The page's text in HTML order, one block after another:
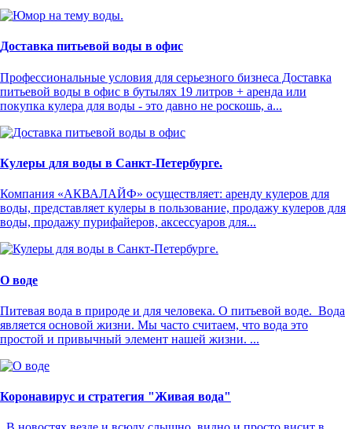
Доставка питьевой воды в офис
Профессиональные условия для серьезного бизнеса Доставка
питьевой воды в офис в бутылях 19 литров + аренда или
покупка кулера для воды - это давно не роскошь, а...
Кулеры для воды в Санкт-Петербурге.
Компания «АКВАЛАЙФ» осуществляет: аренду кулеров для
воды, представляет кулеры в пользование, продажу кулеров для
воды, продажу пурифайеров, аксессуаров для...
О воде
Питевая вода в природе и для человека. О питьевой воде. Вода
является основой жизни. Мы часто считаем, что вода это
простой и привычный элемент нашей жизни. ...
Коронавирус и стратегия "Живая вода"